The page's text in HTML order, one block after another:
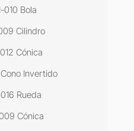
010 Bola
Cilindro
Cónica
Invertido
Rueda
Cónica